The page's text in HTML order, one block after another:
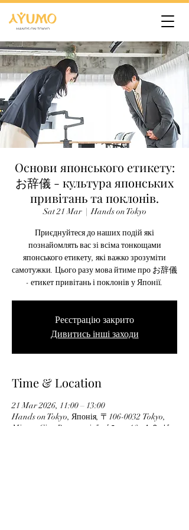
Основи японського етикету:
お辞儀 - культура японських
привітань та поклонів.
Sat 21 Mar
  |
Hands on Tokyo
Приєднуйтеся до наших подій які
познайомлять вас зі всіма тонкощами
японського етикету, які важко зрозуміти
самотужки. Цього разу мова йтиме про お辞儀
- етикет привітань і поклонів у Японії.
Реєстрацію закрито
Дивитись інші заходи
Time & Location
21 Mar 2026, 11:00 – 13:00
Hands on Tokyo, Японія, 〒106-0032 Tokyo,
Minato City, Roppongi, 5-chōme−16−４６ ガー